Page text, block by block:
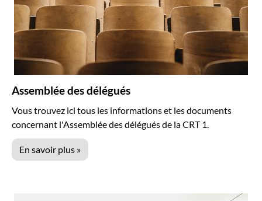
Assemblée des délégués
Vous trouvez ici tous les informations et les documents
concernant l'Assemblée des délégués de la CRT 1.
En savoir plus »